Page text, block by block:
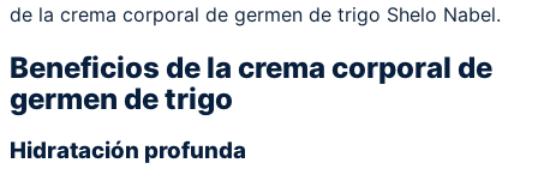
de la crema corporal de germen de trigo Shelo Nabel.
Beneficios de la crema corporal de
germen de trigo
Hidratación profunda